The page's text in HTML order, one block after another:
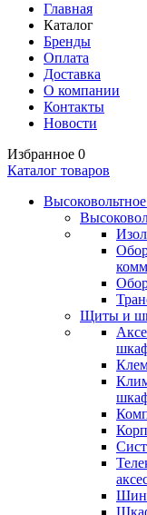
Главная
Каталог
Бренды
Оплата
Доставка
О компании
Контакты
Новости
Избранное 0
Каталог товаров
Щиты и